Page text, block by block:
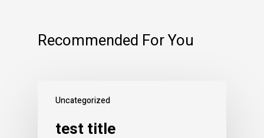
Recommended For You
Uncategorized
test title